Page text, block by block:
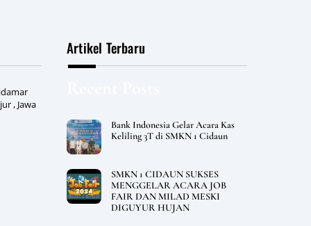
, Jawa
Artikel Terbaru
Bank Indonesia Gelar Acara Kas
Keliling 3T di SMKN 1 Cidaun
SMKN 1 CIDAUN SUKSES
MENGGELAR ACARA JOB
FAIR DAN MILAD MESKI
DIGUYUR HUJAN